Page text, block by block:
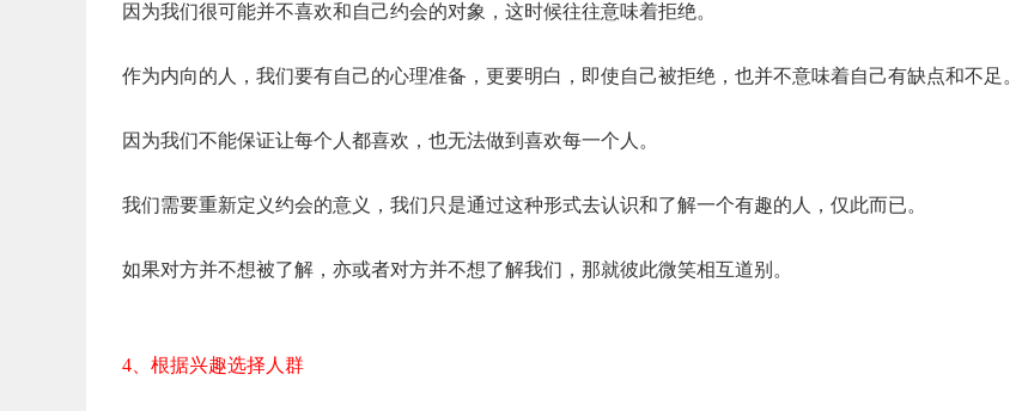
因为我们很可能并不喜欢和自己约会的对象，这时候往往意味着拒绝。
作为内向的人，我们要有自己的心理准备，更要明白，即使自己被拒绝，也并不意味着自己有缺点和不足。
因为我们不能保证让每个人都喜欢，也无法做到喜欢每一个人。
我们需要重新定义约会的意义，我们只是通过这种形式去认识和了解一个有趣的人，仅此而已。
如果对方并不想被了解，亦或者对方并不想了解我们，那就彼此微笑相互道别。
4、根据兴趣选择人群